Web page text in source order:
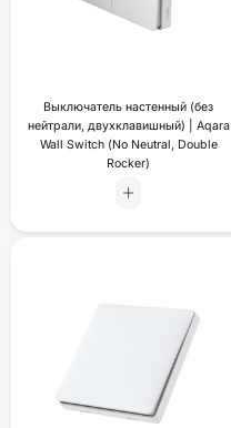
Выключатель настенный (без
нейтрали, двухклавишный) | Aqara
Wall Switch (No Neutral, Double
Rocker)